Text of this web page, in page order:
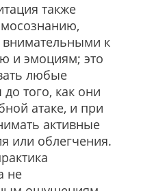
также
внимательными к
и эмоциям; это
любые
того, как они
атаке, и при
активные
или облегчения.
не